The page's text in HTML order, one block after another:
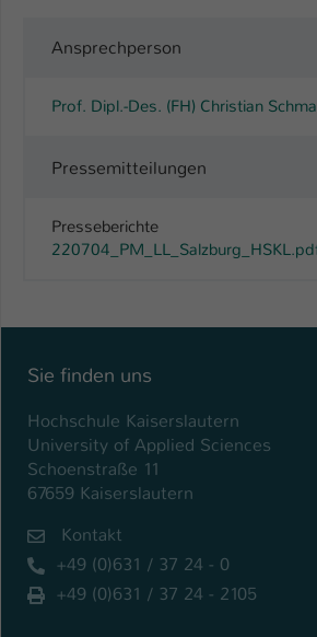
Ansprechperson
Prof. Dipl.-Des. (FH) Christian
Pressemitteilungen
Presseberichte
Sie finden uns
Hochschule Kaiserslautern
University of Applied Sciences
Schoenstraße 11
67659 Kaiserslautern
Kontakt
+49 (0)631 / 37 24 - 0
+49 (0)631 / 37 24 - 2105